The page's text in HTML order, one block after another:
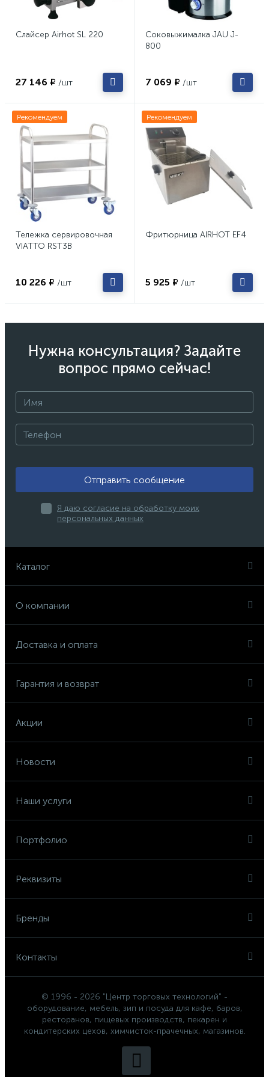
Слайсер Airhot SL 220
27 146 ₽ /шт
Соковыжималка JAU J-
800
7 069 ₽ /шт
Рекомендуем
Тележка сервировочная
VIATTO RST3B
10 226 ₽ /шт
Рекомендуем
Фритюрница AIRHOT EF4
5 925 ₽ /шт
Нужна консультация? Задайте
вопрос прямо сейчас!
Отправить сообщение
Я даю согласие на обработку моих
персональных данных
Каталог
О компании
Доставка и оплата
Гарантия и возврат
Акции
Новости
Наши услуги
Портфолио
Реквизиты
Бренды
Контакты
© 1996 - 2026 "Центр торговых технологий" -
оборудование, мебель, зип и посуда для кафе, баров,
ресторанов, пищевых производств, пекарен и
кондитерских цехов, химчисток-прачечных, магазинов.